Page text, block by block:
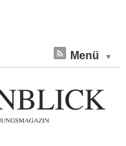
Menü